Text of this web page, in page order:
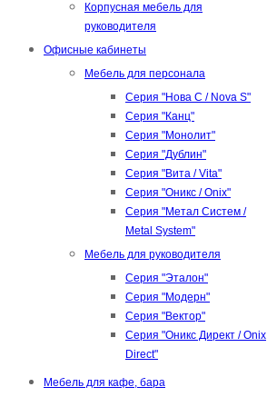
Корпусная мебель для
руководителя
Офисные кабинеты
Мебель для персонала
Серия "Нова С / Nova S"
Серия "Канц"
Серия "Монолит"
Серия "Дублин"
Серия "Вита / Vita"
Серия "Оникс / Onix"
Серия "Метал Систем /
Metal System"
Мебель для руководителя
Серия "Эталон"
Серия "Модерн"
Серия "Вектор"
Серия "Оникс Директ / Onix
Direct"
Мебель для кафе, бара